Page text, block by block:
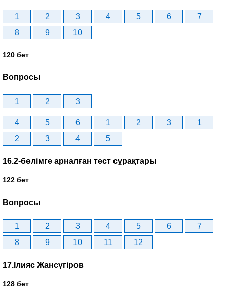
1 2 3 4 5 6
7
8
9 10
120 бет
Вопросы
1 2 3
4 5 6 1 2 3
1
2
3 4 5
16.2-бөлімге арналған тест сұрақтары
122 бет
Вопросы
1 2 3 4 5 6
7
8
9 10 11 12
17.Ілияс Жансүгіров
128 бет